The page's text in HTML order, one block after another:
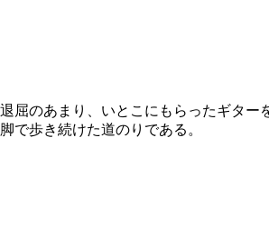
屈のあまり、いとこにもらったギター
で歩き続けた道のりである。